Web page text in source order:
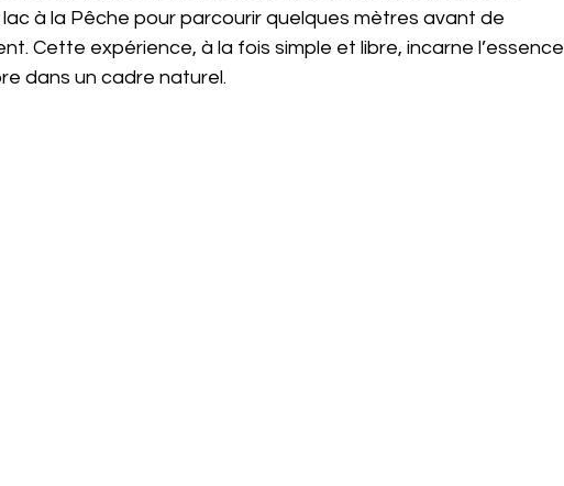
à la Pêche pour parcourir quelques mètres avant de
Cette expérience, à la fois simple et libre, incarne l’essence
dans un cadre naturel.